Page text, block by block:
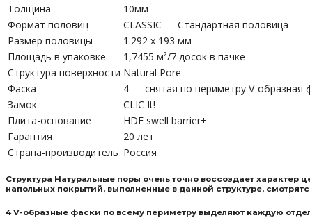
Толщина
10мм
Формат половиц
CLASSIC — Стандартная половица
Размер половицы
1.292 x 193 мм
Площадь в упаковке
1,7455 м²/7 досок в пачке
Структура поверхности Natural Pore
Фаска
4 — снятая по периметру V-образная
Замок
CLIC It!
Плита-основание
HDF swell barrier+
Гарантия
20 лет
Страна-производитель Россия
Структура Натуральные поры очень точно воссоздает
напольных покрытий, выполненные в данной структуре,
4 V-образные фаски по всему периметру выделяют каждую